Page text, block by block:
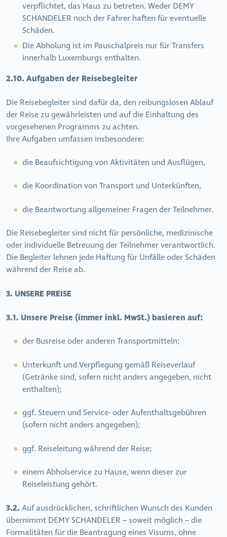
verpflichtet, das Haus zu betreten. Weder DEMY
SCHANDELER noch der Fahrer haften für eventuelle
Schäden.
Die Abholung ist im Pauschalpreis nur für Transfers
innerhalb Luxemburgs enthalten.
2.10. Aufgaben der Reisebegleiter
Die Reisebegleiter sind dafür da, den reibungslosen Ablauf
der Reise zu gewährleisten und auf die Einhaltung des
vorgesehenen Programms zu achten.
Ihre Aufgaben umfassen insbesondere:
die Beaufsichtigung von Aktivitäten und Ausflügen,
die Koordination von Transport und Unterkünften,
die Beantwortung allgemeiner Fragen der Teilnehmer.
Die Reisebegleiter sind nicht für persönliche, medizinische
oder individuelle Betreuung der Teilnehmer verantwortlich.
Die Begleiter lehnen jede Haftung für Unfälle oder Schäden
während der Reise ab.
3. UNSERE PREISE
3.1. Unsere Preise (immer inkl. MwSt.) basieren auf:
der Busreise oder anderen Transportmitteln;
Unterkunft und Verpflegung gemäß Reiseverlauf
(Getränke sind, sofern nicht anders angegeben, nicht
enthalten);
ggf. Steuern und Service- oder Aufenthaltsgebühren
(sofern nicht anders angegeben);
ggf. Reiseleitung während der Reise;
einem Abholservice zu Hause, wenn dieser zur
Reiseleistung gehört.
3.2. Auf ausdrücklichen, schriftlichen Wunsch des Kunden
übernimmt DEMY SCHANDELER – soweit möglich – die
Formalitäten für die Beantragung eines Visums, ohne